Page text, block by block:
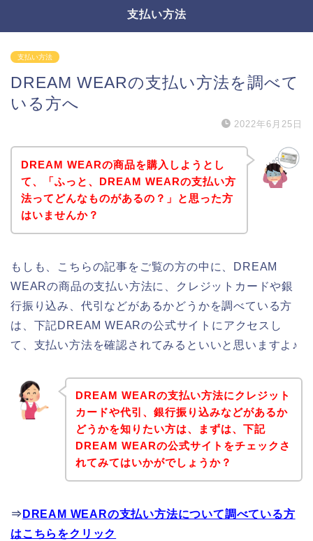
支払い方法
支払い方法
DREAM WEARの支払い方法を調べて
いる方へ
2022年6月25日
DREAM WEARの商品を購入しようとし
て、「ふっと、DREAM WEARの支払い方
法ってどんなものがあるの？」と思った方
はいませんか？
もしも、こちらの記事をご覧の方の中に、DREAM
WEARの商品の支払い方法に、クレジットカードや銀
行振り込み、代引などがあるかどうかを調べている方
は、下記DREAM WEARの公式サイトにアクセスし
て、支払い方法を確認されてみるといいと思いますよ♪
DREAM WEARの支払い方法にクレジット
カードや代引、銀行振り込みなどがあるか
どうかを知りたい方は、まずは、下記
DREAM WEARの公式サイトをチェックさ
れてみてはいかがでしょうか？
⇒ DREAM WEARの支払い方法について調べている方
はこちらをクリック